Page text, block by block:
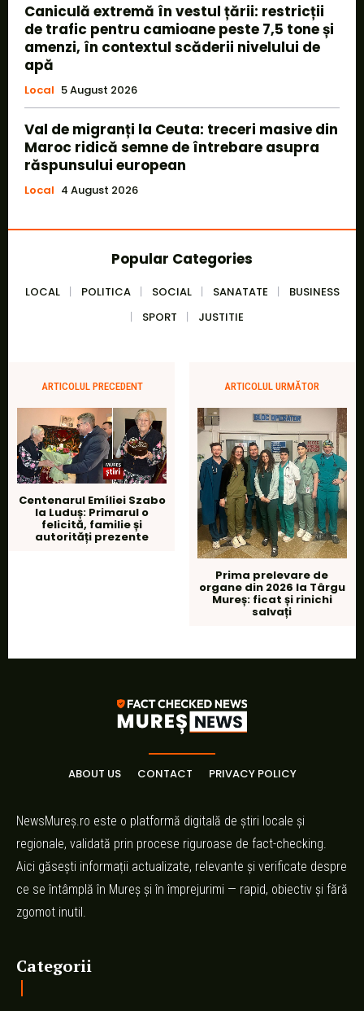
Caniculă extremă în vestul țării: restricții
de trafic pentru camioane peste 7,5 tone și
amenzi, în contextul scăderii nivelului de
apă
Local 5 August 2026
Val de migranți la Ceuta: treceri masive din
Maroc ridică semne de întrebare asupra
răspunsului european
Local 4 August 2026
Popular Categories
LOCAL POLITICA SOCIAL SANATATE
BUSINESS
SPORT
JUSTITIE
ARTICOLUL PRECEDENT
Centenarul Emíliei Szabo
la Luduș: Primarul o
felicită, familie și
autorități prezente
ARTICOLUL URMĂTOR
Prima prelevare de
organe din 2026 la Târgu
Mureș: ficat și rinichi
salvați
ABOUT US CONTACT PRIVACY POLICY
NewsMureș.ro este o platformă digitală de știri locale și
regionale, validată prin procese riguroase de fact-checking.
Aici găsești informații actualizate, relevante și verificate despre
ce se întâmplă în Mureș și în împrejurimi — rapid, obiectiv și fără
zgomot inutil.
Categorii